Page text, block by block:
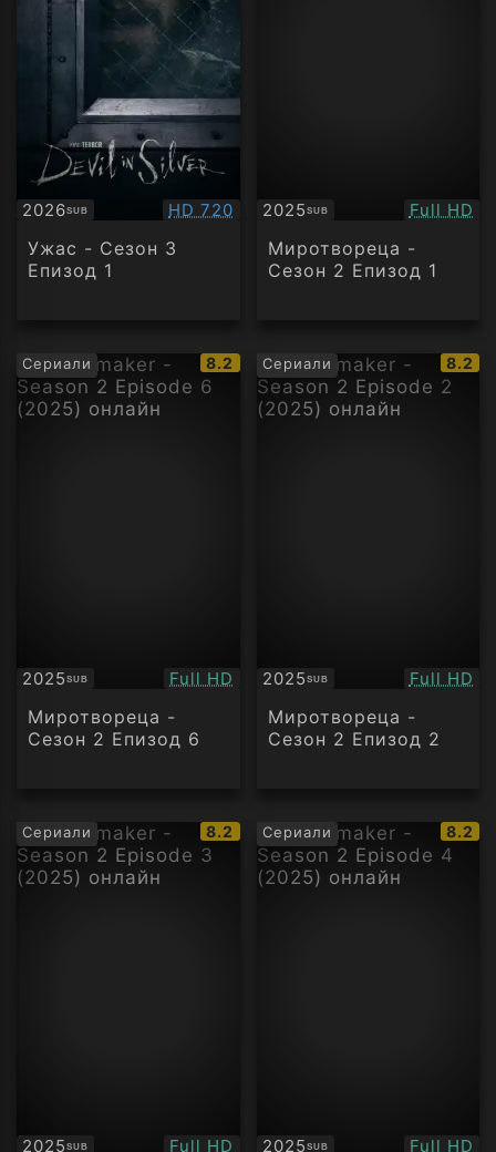
2026SUB
Субтитри Качество:
HD 720
Ужас - Сезон 3
Епизод 1
2025SUB
Субтитри Full HD
Миротвореца -
Сезон 2 Епизод 1
Сериали
IMDb
рейтинг:
8.2
2025SUB
Субтитри Качество:
Full HD
Миротвореца -
Сезон 2 Епизод 6
Сериали
IMDb
8.2
2025SUB
Субтитри Full HD
Миротвореца -
Сезон 2 Епизод 2
Сериали
IMDb
рейтинг:
8.2
2025SUB Качество:
Full HD
Сериали
IMDb
8.2
2025SUB Full HD